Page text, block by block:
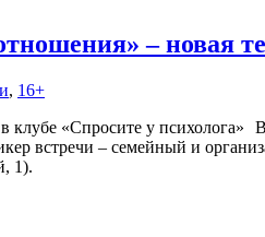
– новая
, 16+
встречи – семейный и
1).